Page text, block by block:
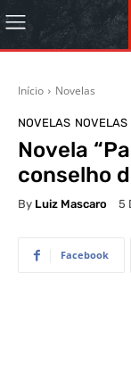
Início Novelas
NOVELAS NOVELAS
Novela
conselho
By Luiz Mascaro 5
Facebook